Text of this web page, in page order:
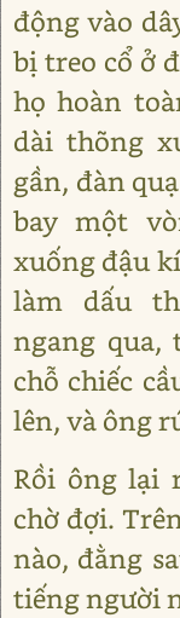
động vào
bị treo cổ ở
họ hoàn
dài thõng
gần, đàn
bay một
xuống đậu
làm dấu
ngang qua,
chỗ chiếc
lên, và ông
Rồi ông lại
chờ đợi.
nào, đằng
tiếng người